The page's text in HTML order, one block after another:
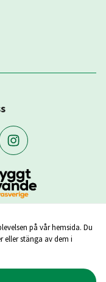
på vår hemsida. Du
eller stänga av dem i